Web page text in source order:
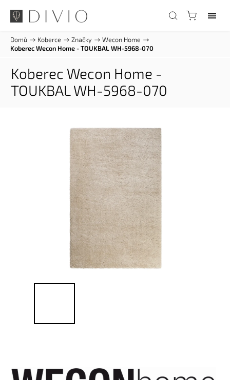
Domů / Koberce / Značky / Wecon Home /
Koberec Wecon Home - TOUKBAL WH-5968-070
Koberec Wecon Home -
TOUKBAL WH-5968-070